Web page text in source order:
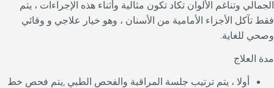
الجمالي وتناغم الألوان تكاد تكون مثالية وأثناء هذه الإجراءات ، يتم
فقط تآكل الأجزاء الأمامية من الأسنان ، وهو خيار علاجي و وقائي
وصحي للغاية.
مدة العلاج
أولا ، يتم ترتيب جلسة المراقبة والفحص الطبي ,يتم فحص خط